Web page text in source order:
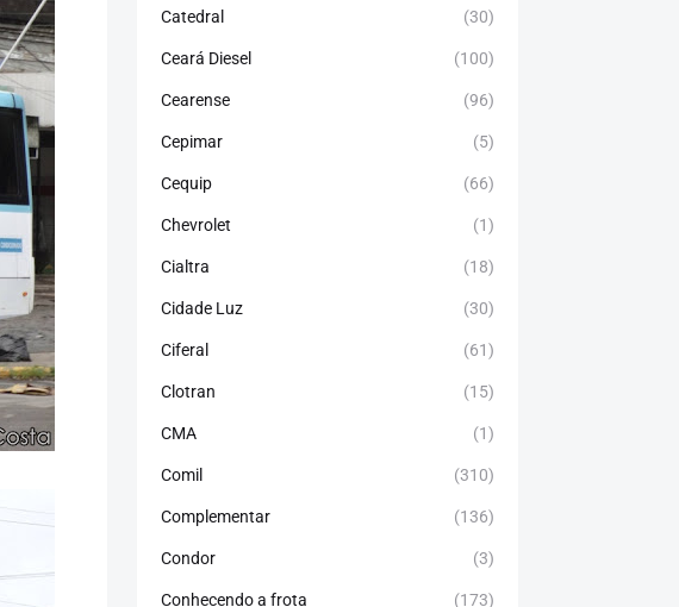
Catedral (30)
Ceará Diesel (100)
Cearense (96)
Cepimar (5)
Cequip (66)
Chevrolet (1)
Cialtra (18)
Cidade Luz (30)
Ciferal (61)
Clotran (15)
CMA (1)
Comil (310)
Complementar (136)
Condor (3)
Conhecendo a frota (173)